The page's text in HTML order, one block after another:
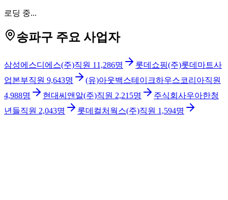
로딩 중...
송파구 주요 사업자
삼성에스디에스(주)직원 11,286명
롯데쇼핑(주)롯데마트사
업본부직원 9,643명 (유)아웃백스테이크하우스코리아직원
4,988명 현대씨앤알(주)직원 2,215명
주식회사우아한청
년들직원 2,043명 롯데컬처웍스(주)직원 1,594명